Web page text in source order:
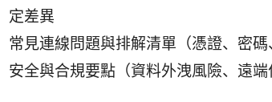
定差異
常見連線問題與排解清單（憑證、密碼
安全與合規要點（資料外洩風險、遠端